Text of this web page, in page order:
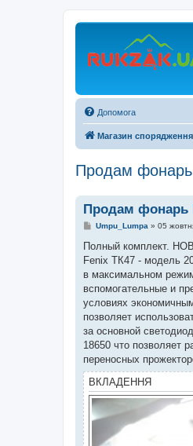
Допомога
Магазин спорядження
Продам
Продам фонарь
П
в
д
о
л
е
н
я
Umpu_Lumpa » 05
Полный комплект.
Fenix ТК47 - модель
в максимальном
вспомогательные и
условиях
позволяет
за основной
18650 что позволяет
переносных
ВКЛАДЕННЯ